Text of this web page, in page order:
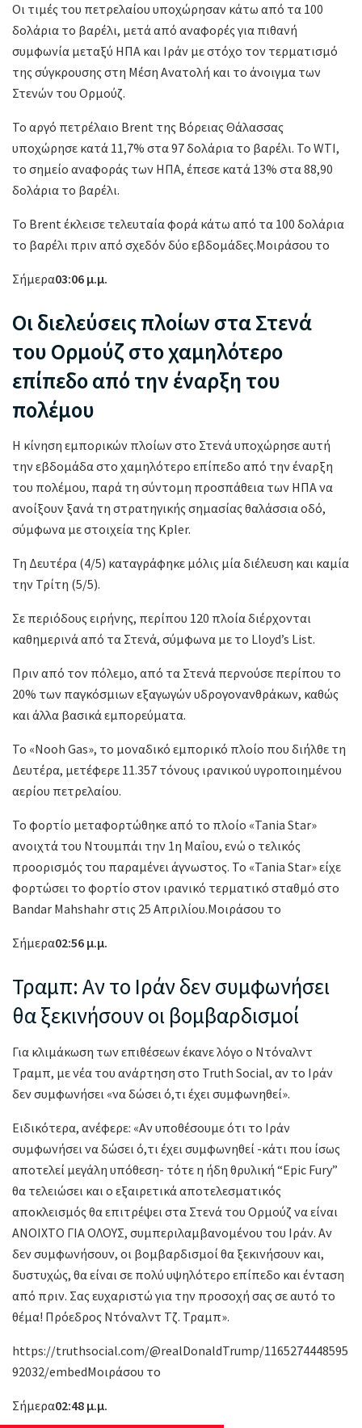
Οι τιμές του πετρελαίου υποχώρησαν κάτω από τα 100
δολάρια το βαρέλι, μετά από αναφορές για πιθανή
συμφωνία μεταξύ ΗΠΑ και Ιράν με στόχο τον τερματισμό
της σύγκρουσης στη Μέση Ανατολή και το άνοιγμα των
Στενών του Ορμούζ.
Το αργό πετρέλαιο Brent της Βόρειας Θάλασσας
υποχώρησε κατά 11,7% στα 97 δολάρια το βαρέλι. Το WTI,
το σημείο αναφοράς των ΗΠΑ, έπεσε κατά 13% στα 88,90
δολάρια το βαρέλι.
Το Brent έκλεισε τελευταία φορά κάτω από τα 100 δολάρια
το βαρέλι πριν από σχεδόν δύο εβδομάδες.Μοιράσου το
Σήμερα03:06 μ.μ.
Οι διελεύσεις πλοίων στα Στενά
του Ορμούζ στο χαμηλότερο
επίπεδο από την έναρξη του
πολέμου
Η κίνηση εμπορικών πλοίων στο Στενά υποχώρησε αυτή
την εβδομάδα στο χαμηλότερο επίπεδο από την έναρξη
του πολέμου, παρά τη σύντομη προσπάθεια των ΗΠΑ να
ανοίξουν ξανά τη στρατηγικής σημασίας θαλάσσια οδό,
σύμφωνα με στοιχεία της Kpler.
Τη Δευτέρα (4/5) καταγράφηκε μόλις μία διέλευση και καμία
την Τρίτη (5/5).
Σε περιόδους ειρήνης, περίπου 120 πλοία διέρχονται
καθημερινά από τα Στενά, σύμφωνα με το Lloyd’s List.
Πριν από τον πόλεμο, από τα Στενά περνούσε περίπου το
20% των παγκόσμιων εξαγωγών υδρογονανθράκων, καθώς
και άλλα βασικά εμπορεύματα.
Το «Nooh Gas», το μοναδικό εμπορικό πλοίο που διήλθε τη
Δευτέρα, μετέφερε 11.357 τόνους ιρανικού υγροποιημένου
αερίου πετρελαίου.
Το φορτίο μεταφορτώθηκε από το πλοίο «Tania Star»
ανοιχτά του Ντουμπάι την 1η Μαΐου, ενώ ο τελικός
προορισμός του παραμένει άγνωστος. Το «Tania Star» είχε
φορτώσει το φορτίο στον ιρανικό τερματικό σταθμό στο
Bandar Mahshahr στις 25 Απριλίου.Μοιράσου το
Σήμερα02:56 μ.μ.
Τραμπ: Αν το Ιράν δεν συμφωνήσει
θα ξεκινήσουν οι βομβαρδισμοί
Για κλιμάκωση των επιθέσεων έκανε λόγο ο Ντόναλντ
Τραμπ, με νέα του ανάρτηση στο Truth Social, αν το Ιράν
δεν συμφωνήσει «να δώσει ό,τι έχει συμφωνηθεί».
Ειδικότερα, ανέφερε: «Αν υποθέσουμε ότι το Ιράν
συμφωνήσει να δώσει ό,τι έχει συμφωνηθεί -κάτι που ίσως
αποτελεί μεγάλη υπόθεση- τότε η ήδη θρυλική “Epic Fury”
θα τελειώσει και ο εξαιρετικά αποτελεσματικός
αποκλεισμός θα επιτρέψει στα Στενά του Ορμούζ να είναι
ΑΝΟΙΧΤΟ ΓΙΑ ΟΛΟΥΣ, συμπεριλαμβανομένου του Ιράν. Αν
δεν συμφωνήσουν, οι βομβαρδισμοί θα ξεκινήσουν και,
δυστυχώς, θα είναι σε πολύ υψηλότερο επίπεδο και ένταση
από πριν. Σας ευχαριστώ για την προσοχή σας σε αυτό το
θέμα! Πρόεδρος Ντόναλντ Τζ. Τραμπ».
https://truthsocial.com/@realDonaldTrump/1165274448595
92032/embedΜοιράσου το
Σήμερα02:48 μ.μ.